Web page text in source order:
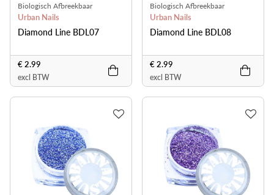
Biologisch Afbreekbaar
Urban Nails
Diamond Line BDL07
€ 2.99
excl BTW
Biologisch Afbreekbaar
Urban Nails
Diamond Line BDL08
€ 2.99
excl BTW